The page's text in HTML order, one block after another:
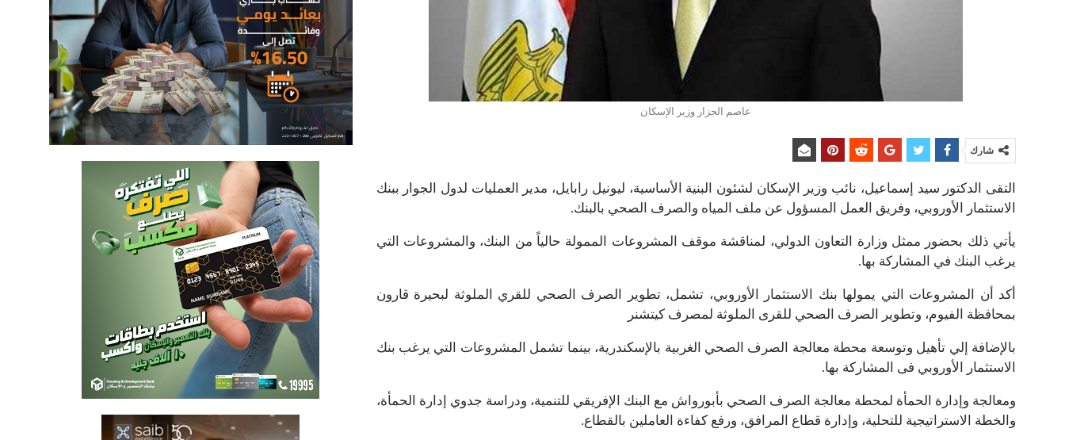
عاصم الجزار وزير الإسكان
شارك
التقى الدكتور سيد إسماعيل، نائب وزير الإسكان لشئون البنية الأساسية، ليونيل رابايل، مدير العمليات لدول الجوار ببنك
الاستثمار الأوروبي، وفريق العمل المسؤول عن ملف المياه والصرف الصحي بالبنك.
يأتي ذلك بحضور ممثل وزارة التعاون الدولي، لمناقشة موقف المشروعات الممولة حالياً من البنك، والمشروعات التي
يرغب البنك في المشاركة بها.
أكد أن المشروعات التي يمولها بنك الاستثمار الأوروبي، تشمل، تطوير الصرف الصحي للقري الملوثة لبحيرة قارون
بمحافظة الفيوم، وتطوير الصرف الصحي للقرى الملوثة لمصرف كيتشنر
بالإضافة إلي تأهيل وتوسعة محطة معالجة الصرف الصحي الغربية بالإسكندرية، بينما تشمل المشروعات التي يرغب بنك
الاستثمار الأوروبي فى المشاركة بها.
ومعالجة وإدارة الحمأة لمحطة معالجة الصرف الصحي بأبورواش مع البنك الإفريقي للتنمية، ودراسة جدوي إدارة الحمأة،
والخطة الاستراتيجية للتحلية، وإدارة قطاع المرافق، ورفع كفاءة العاملين بالقطاع.